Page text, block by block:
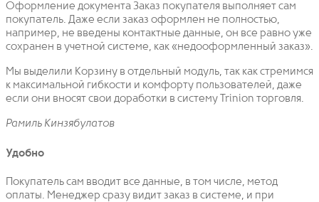
Оформление документа Заказ покупателя выполняет сам
покупатель. Даже если заказ оформлен не полностью,
например, не введены контактные данные, он все равно уже
сохранен в учетной системе, как «недооформленный заказ».
Мы выделили Корзину в отдельный модуль, так как стремимся
к максимальной гибкости и комфорту пользователей, даже
если они вносят свои доработки в систему Trinion торговля.
Рамиль Кинзябулатов
Удобно
Покупатель сам вводит все данные, в том числе, метод
оплаты. Менеджер сразу видит заказ в системе, и при